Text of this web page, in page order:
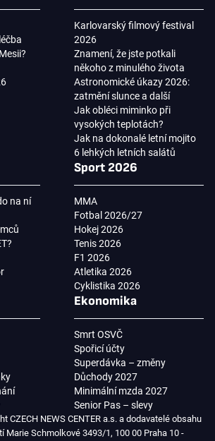
Karlovarský filmový festival
2026
Znamení, že jste potkali
někoho z minulého života
Astronomické úkazy 2026:
zatmění slunce a další
Jak obléci miminko při
vysokých teplotách?
Jak na dokonalé letní mojito
6 lehkých letních salátů
na ní
Sport 2026
MMA
Fotbal 2026/27
Hokej 2026
Tenis 2026
F1 2026
Atletika 2026
Cyklistika 2026
Ekonomika
Smrt OSVČ
Spořicí účty
Superdávka – změny
Důchody 2027
Minimální mzda 2027
Senior Pas – slevy
CZECH NEWS CENTER a.s. a dodavatelé obsahu
Marie Schmolkové 3493/1, 100 00 Praha 10 -